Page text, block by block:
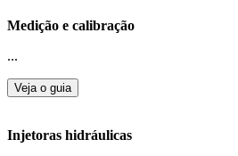
Medição e calibração
...
Veja o guia
Injetoras hidráulicas